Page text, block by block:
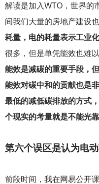
解读是加入WTO，世界的
间我们大量的房地产建设
耗量，电的耗量表示工业化
很多，但是单凭能效也难
能效是减碳的重要手段，
能效对碳中和的贡献也是
最低的减低碳排放的方式
个现实的考量就是不能光
第六个误区是认为电
前段时间，我在网易公开